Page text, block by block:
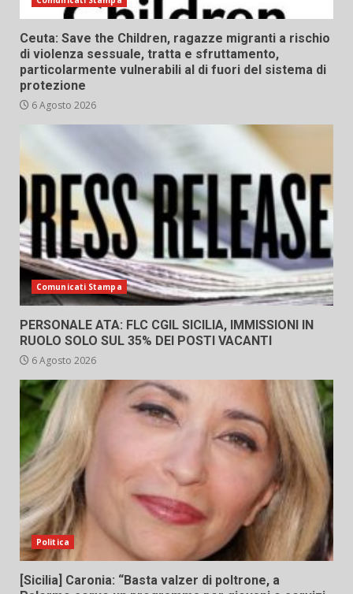
Ceuta: Save the Children, ragazze migranti a rischio
di violenza sessuale, tratta e sfruttamento,
particolarmente vulnerabili al di fuori del sistema di
protezione
6 Agosto 2026
Comunicati Stampa
PERSONALE ATA: FLC CGIL SICILIA, IMMISSIONI IN
RUOLO SOLO SUL 35% DEI POSTI VACANTI
6 Agosto 2026
Politica
[Sicilia] Caronia: “Basta valzer di poltrone, a